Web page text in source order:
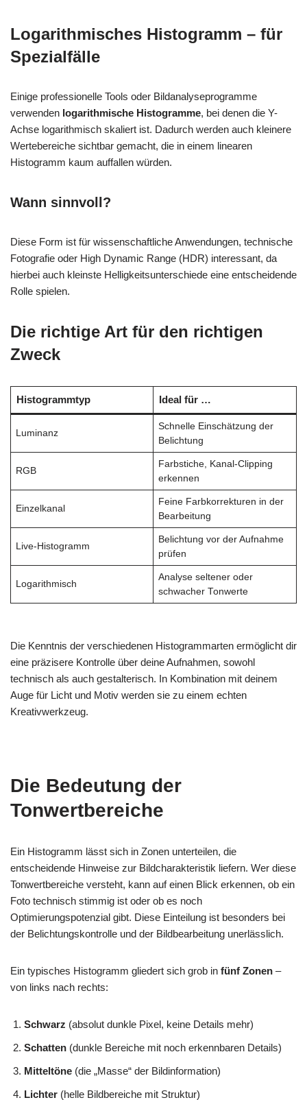
Logarithmisches Histogramm – für
Spezialfälle
Einige professionelle Tools oder Bildanalyseprogramme
verwenden logarithmische Histogramme, bei denen die Y-
Achse logarithmisch skaliert ist. Dadurch werden auch kleinere
Wertebereiche sichtbar gemacht, die in einem linearen
Histogramm kaum auffallen würden.
Wann sinnvoll?
Diese Form ist für wissenschaftliche Anwendungen, technische
Fotografie oder High Dynamic Range (HDR) interessant, da
hierbei auch kleinste Helligkeitsunterschiede eine entscheidende
Rolle spielen.
Die richtige Art für den richtigen
Zweck
Histogrammtyp Ideal für …
Luminanz
Schnelle Einschätzung der
Belichtung
RGB
Farbstiche, Kanal-Clipping
erkennen
Einzelkanal
Feine Farbkorrekturen in der
Bearbeitung
Live-Histogramm
Belichtung vor der Aufnahme
prüfen
Logarithmisch
Analyse seltener oder
schwacher Tonwerte
Die Kenntnis der verschiedenen Histogrammarten ermöglicht dir
eine präzisere Kontrolle über deine Aufnahmen, sowohl
technisch als auch gestalterisch. In Kombination mit deinem
Auge für Licht und Motiv werden sie zu einem echten
Kreativwerkzeug.
Die Bedeutung der
Tonwertbereiche
Ein Histogramm lässt sich in Zonen unterteilen, die
entscheidende Hinweise zur Bildcharakteristik liefern. Wer diese
Tonwertbereiche versteht, kann auf einen Blick erkennen, ob ein
Foto technisch stimmig ist oder ob es noch
Optimierungspotenzial gibt. Diese Einteilung ist besonders bei
der Belichtungskontrolle und der Bildbearbeitung unerlässlich.
Ein typisches Histogramm gliedert sich grob in fünf Zonen –
von links nach rechts:
Schwarz (absolut dunkle Pixel, keine Details mehr)
Schatten (dunkle Bereiche mit noch erkennbaren Details)
Mitteltöne (die „Masse“ der Bildinformation)
Lichter (helle Bildbereiche mit Struktur)